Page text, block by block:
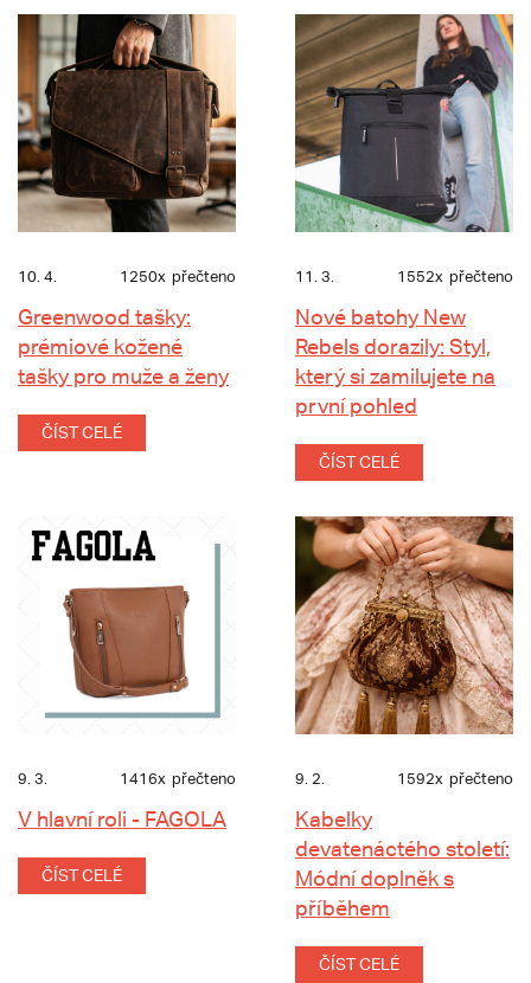
10. 4. 1250x přečteno
Greenwood tašky:
prémiové kožené
tašky pro muže a ženy
ČÍST CELÉ
11. 3. 1552x přečteno
Nové batohy New
Rebels dorazily: Styl,
který si zamilujete na
první pohled
ČÍST CELÉ
9. 3. 1416x přečteno
V hlavní roli - FAGOLA
ČÍST CELÉ
9. 2. 1592x přečteno
Kabelky
devatenáctého století:
Módní doplněk s
příběhem
ČÍST CELÉ